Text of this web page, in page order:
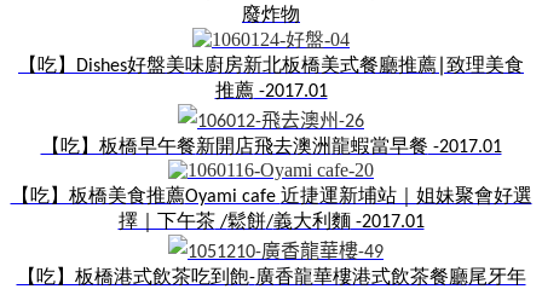
廢炸物
【吃】 Dishes好盤美味廚房新北板橋美式餐廳推薦 致理美食
推薦 -2017.01
【吃】板橋早午餐新開店飛去澳洲龍蝦當早餐 -2017.01
【吃】板橋美食推薦Oyami cafe 近捷運新埔站｜姐妹聚會好選
擇｜下午茶 /鬆餅/義大利麵 -2017.01
【吃】板橋港式飲茶吃到飽-廣香龍華樓港式飲茶餐廳尾牙年